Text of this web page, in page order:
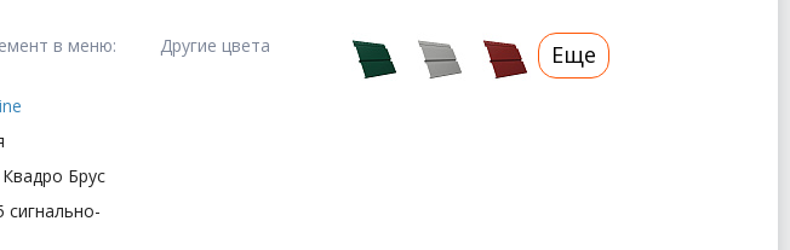
в меню:
Брус
сигнально-
Другие цвета Еще